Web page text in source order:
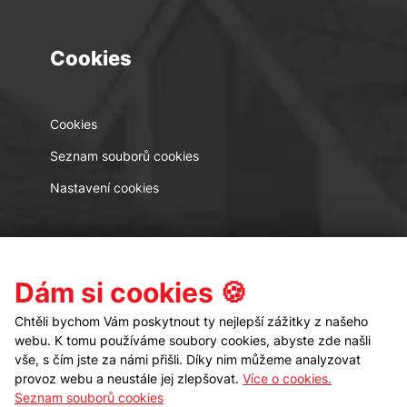
Cookies
Cookies
Seznam souborů cookies
Nastavení cookies
Kontakt Sledujte nás
Dám si cookies 🍪
Chtěli bychom Vám poskytnout ty nejlepší zážitky z našeho
webu. K tomu používáme soubory cookies, abyste zde našli
vše, s čím jste za námi přišli. Díky nim můžeme analyzovat
provoz webu a neustále jej zlepšovat. Více o cookies.
Seznam souborů cookies